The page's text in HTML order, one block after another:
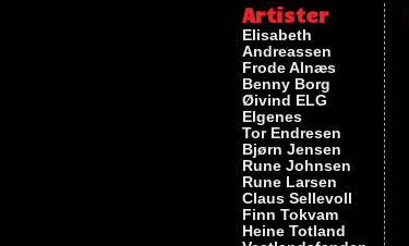
Artister
Elisabeth
Andreassen
Frode Alnæs
Benny Borg
Øivind ELG
Elgenes
Tor Endresen
Bjørn Jensen
Rune Johnsen
Rune Larsen
Claus Sellevoll
Finn Tokvam
Heine Totland